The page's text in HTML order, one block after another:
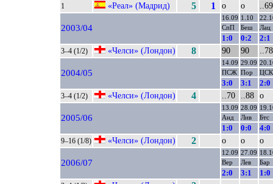
1 «Реал» (Мадрид) 5 1 о о ..69
2003/04
16.09 1.10
СпП
Беш Лац
1:0 0:2 2:1
3–4 (1/2) «Челси» (Лондон) 8 90 90 ..78
2004/05
14.09 29.09
ПСЖ Пор ЦСК
3:0 3:1 2:0
3–4 (1/2) «Челси» (Лондон) 4 ..70 ..88 о
2005/06
13.09 28.09
Анд
Лив Бтс
1:0 0:0 4:0
9–16 (1/8) «Челси» (Лондон) 2 о о о
2006/07
12.09 27.09
Вер
Лев Бар
2:0 3:1 1:0